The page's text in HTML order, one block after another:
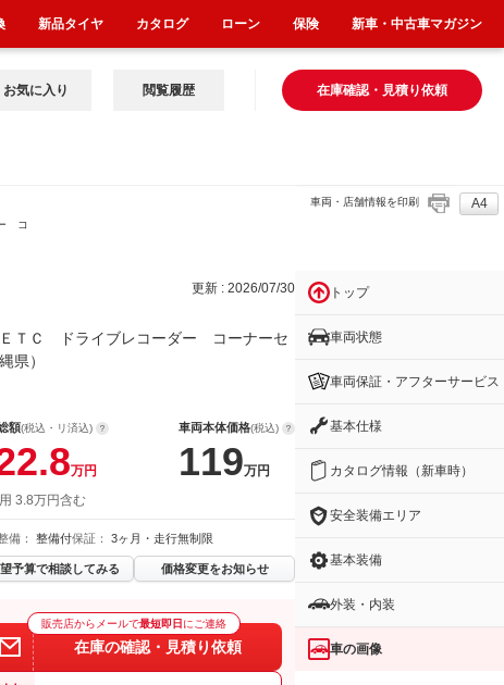
在庫確認・見積り依頼
お気に入り 閲覧履歴
コ
車両・店舗情報を印刷 A4
更新 : 2026/07/30
Ｃ ドライブレコーダー コーナーセ
県）
額(税込・リ済込)
万円
車両本体価格(税込)
119万円
3.8万円含む
備： 整備付保証： 3ヶ月・走行無制限
予算で相談してみる 価格変更をお知らせ
販売店からメールで最短即日 にご連絡
在庫の確認・見積り依頼
トップ
車両状態
車両保証・アフターサービス
基本仕様
カタログ情報（新車時）
安全装備エリア
基本装備
外装・内装
車の画像
新品タイヤ カタログ ローン 保険 新車・中古車マガジン